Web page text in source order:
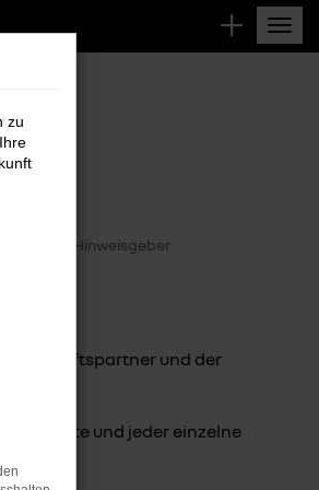
und Hinweisgeber
Geschäftspartner und der
und jeder einzelne
zu